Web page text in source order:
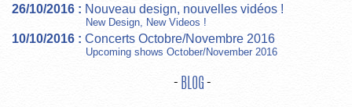
26/10/2016 : Nouveau design, nouvelles vidéos !
New Design, New Videos !
10/10/2016 : Concerts Octobre/Novembre 2016
Upcoming shows October/November 2016
- BLOG -